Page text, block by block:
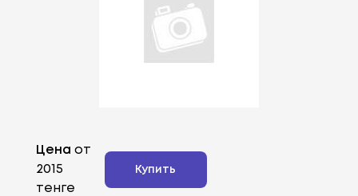
Цена от
2015
тенге
Купить